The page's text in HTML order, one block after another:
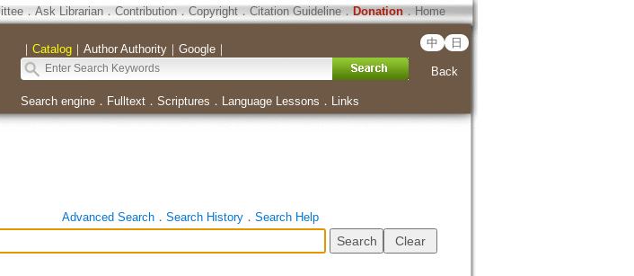
． Ask Librarian． Contribution．Copyright．Citation Guideline． Donation．Home
｜ Catalog｜ Author Authority｜ Google｜ 中 日
Back
Search engine． Fulltext． Scriptures ． Language Lessons ． Links
Advanced Search． Search History． Search Help